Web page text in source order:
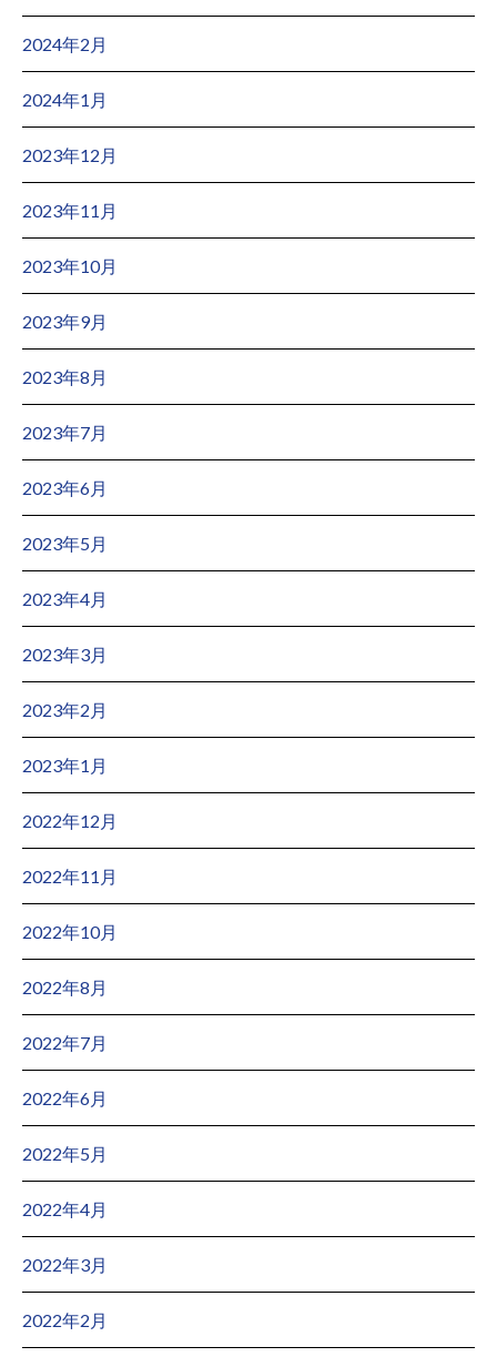
2024年2月
2024年1月
2023年12月
2023年11月
2023年10月
2023年9月
2023年8月
2023年7月
2023年6月
2023年5月
2023年4月
2023年3月
2023年2月
2023年1月
2022年12月
2022年11月
2022年10月
2022年8月
2022年7月
2022年6月
2022年5月
2022年4月
2022年3月
2022年2月